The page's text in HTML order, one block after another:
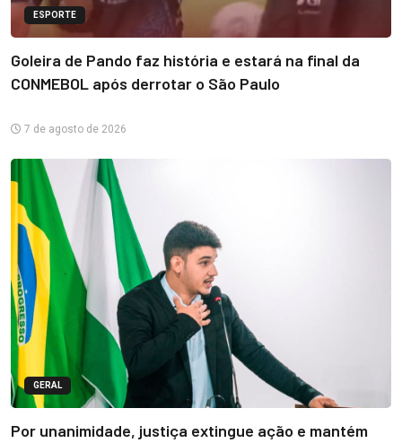
ESPORTE
Goleira de Pando faz história e estará na final da
CONMEBOL após derrotar o São Paulo
7 de agosto de 2026
GERAL
Por unanimidade, justiça extingue ação e mantém